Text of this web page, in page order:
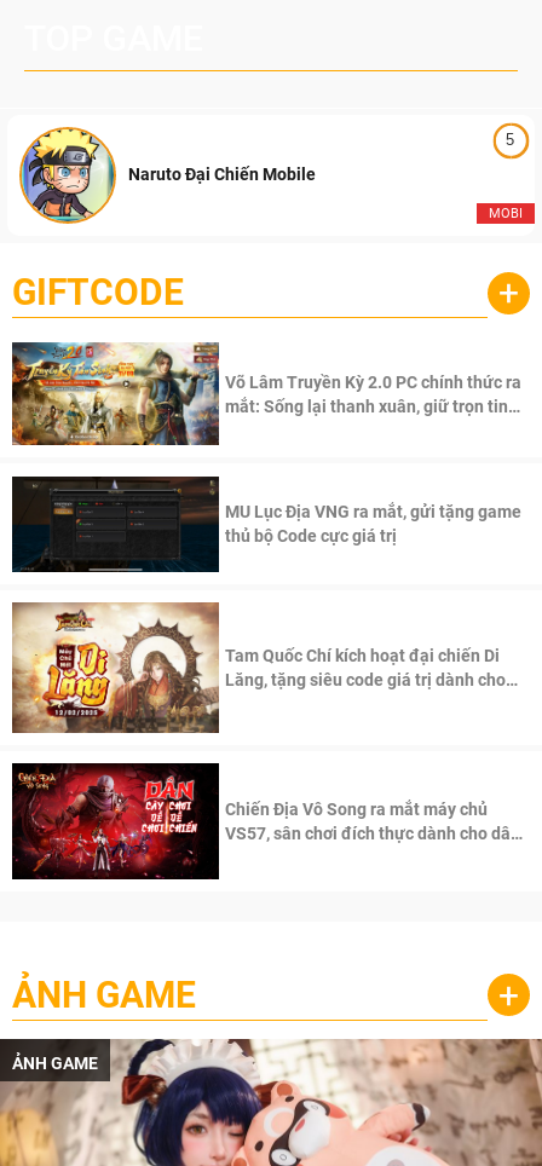
5
MOBI
Naruto Đại Chiến Mobile
GIFTCODE +
Võ Lâm Truyền Kỳ 2.0 PC chính thức ra
mắt: Sống lại thanh xuân, giữ trọn tinh
MU Lục Địa VNG ra mắt, gửi tặng game
thủ bộ Code cực giá trị
Tam Quốc Chí kích hoạt đại chiến Di
Lăng, tặng siêu code giá trị dành cho
Chiến Địa Vô Song ra mắt máy chủ
VS57, sân chơi đích thực dành cho dân
ẢNH GAME +
ẢNH GAME